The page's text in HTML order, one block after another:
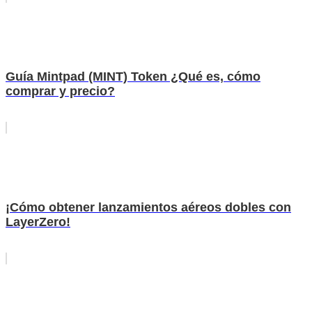
Guía Mintpad (MINT) Token ¿Qué es, cómo
comprar y precio?
¡Cómo obtener lanzamientos aéreos dobles con
LayerZero!